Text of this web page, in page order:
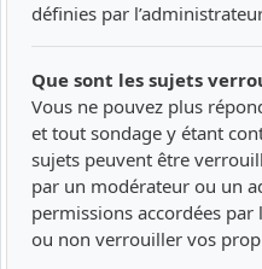
définies par
Que sont les sujets
Vous ne pouvez plus
et tout sondage y étant
sujets peuvent être
par un modérateur ou un
permissions accordées par
ou non verrouiller vos